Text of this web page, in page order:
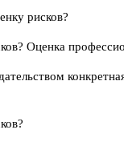
Оценка